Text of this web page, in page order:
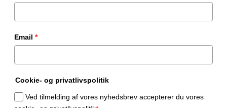
Email *
Cookie- og privatlivspolitik
Ved tilmelding af vores nyhedsbrev accepterer du vores